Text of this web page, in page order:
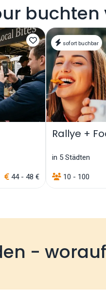
44 - 48 €
sofort buchbar
Rallye +
in 5 Städten
10 - 100
-